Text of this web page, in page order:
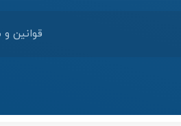
قوانین